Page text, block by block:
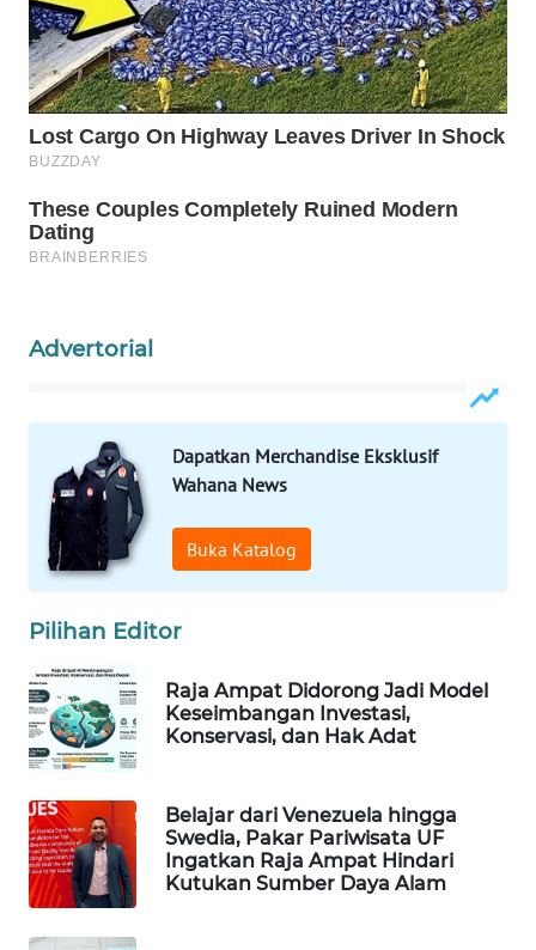
Advertorial
Dapatkan Merchandise Eksklusif
Wahana News
Buka Katalog
Pilihan Editor
Raja Ampat Didorong Jadi Model
Keseimbangan Investasi,
Konservasi, dan Hak Adat
Belajar dari Venezuela hingga
Swedia, Pakar Pariwisata UF
Ingatkan Raja Ampat Hindari
Kutukan Sumber Daya Alam
WAHANA
DESA
WISATA
LAPAK
Wahana
Network
LISTRIK
KELISTRIKAN
WALINKI
ID
MAWAKA
MARTABAT
NET
PLN
MKLI